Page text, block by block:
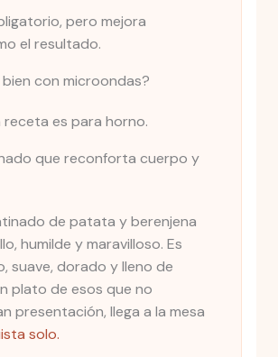
pero mejora
el resultado.
con microondas?
receta es para horno.
que reconforta cuerpo y
de patata y berenjena
humilde y maravilloso. Es
suave, dorado y lleno de
plato de esos que no
presentación, llega a la mesa
solo.